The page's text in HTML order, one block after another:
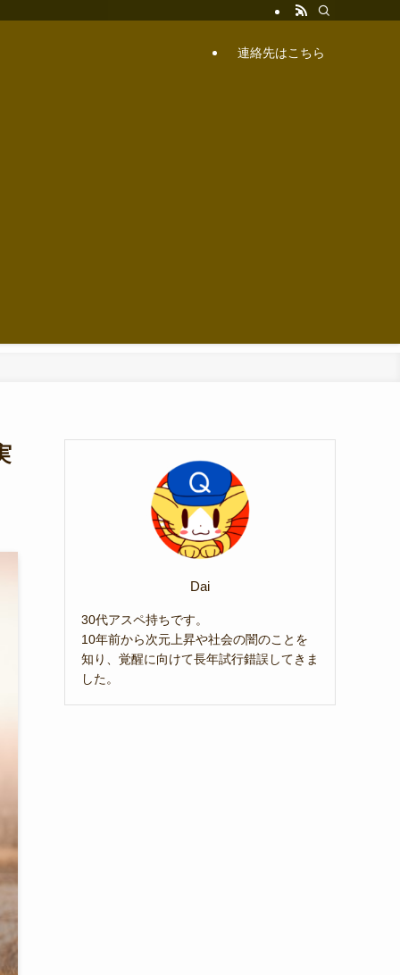
連絡先はこちら
Dai
30代アスペ持ちです。
10年前から次元上昇や社会の闇のことを
知り、覚醒に向けて長年試行錯誤してきま
した。